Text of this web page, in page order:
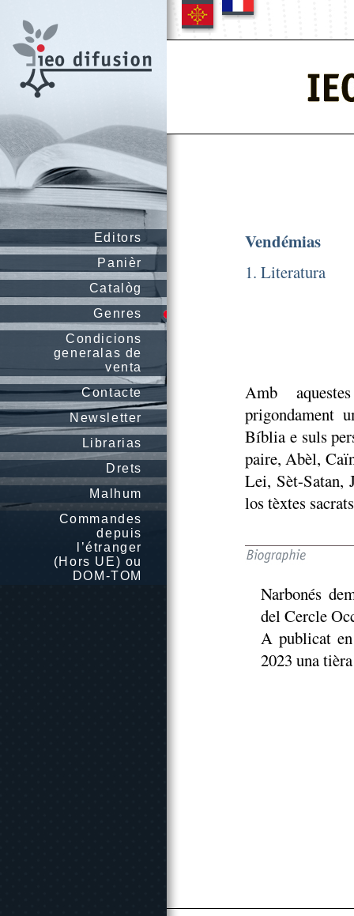
Editors
Panièr
Catalòg
Genres
Condicions
generalas de
venta
Contacte
Newsletter
Librarias
Drets
Malhum
Commandes
depuis
l’étranger
(Hors UE) ou
DOM-TOM
Vendémias
1. Literatura
Amb
prigondament
Bíblia e suls
paire, Abèl,
Lei, Sèt-Satan,
los tèxtes
Narbonés
del Cercle
A publicat
2023 una